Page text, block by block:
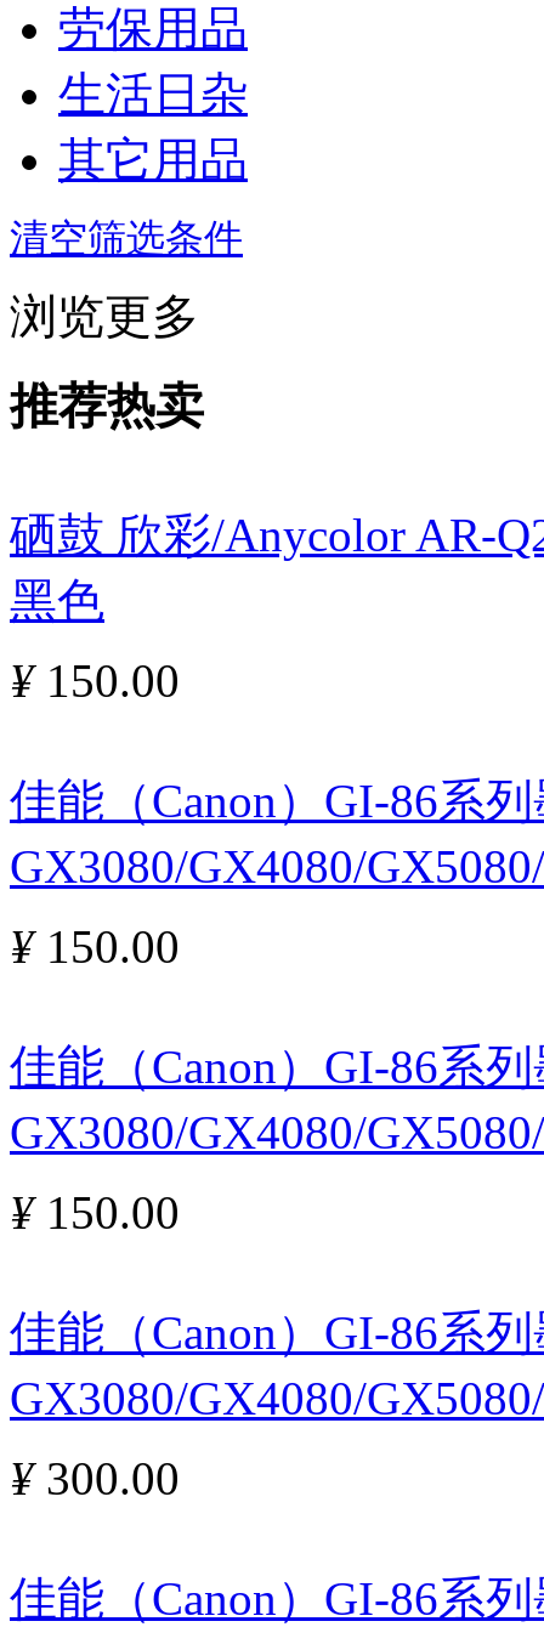
劳保用品
生活日杂
其它用品
清空筛选条件
浏览更多
推荐热卖
硒鼓 欣彩/Anycolor AR-
黑色
¥150.00
佳能（Canon）GI-86系
GX3080/GX4080/
¥150.00
佳能（Canon）GI-86系
GX3080/GX4080/
¥150.00
佳能（Canon）GI-86系
GX3080/GX4080/
¥300.00
佳能（Canon）GI-86系